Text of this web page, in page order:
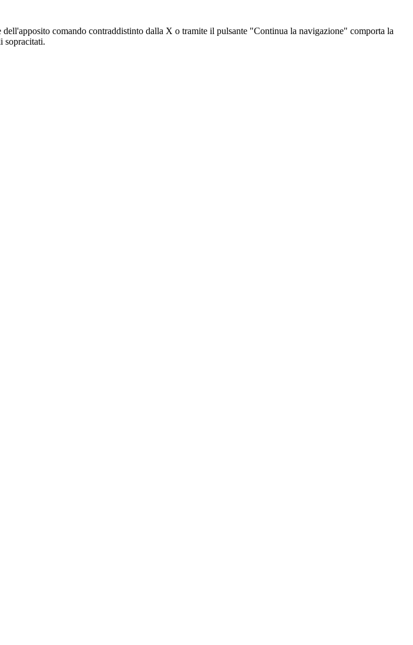
comando contraddistinto dalla X o tramite il pulsante "Continua la navigazione" comporta la
sopracitati.